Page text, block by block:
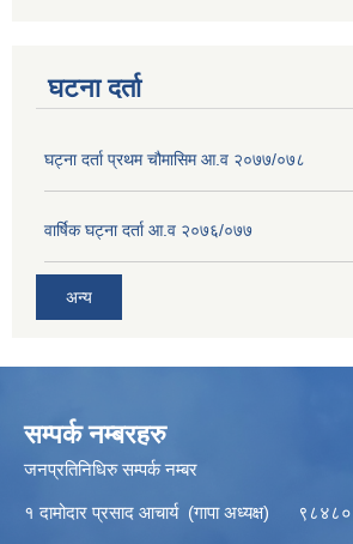
घटना दर्ता
घट्ना दर्ता प्रथम चौमासिम आ.व २०७७/०७८
वार्षिक घट्ना दर्ता आ.व २०७६/०७७
अन्य
सम्पर्क नम्बरहरु
जनप्रतिनिधिरु सम्पर्क नम्बर
१ दामोदार प्रसाद आचार्य (गापा अध्यक्ष)